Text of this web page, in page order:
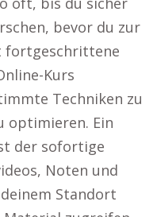
bevor du zur
fortgeschrittene
Kurs
Techniken zu
optimieren. Ein
der sofortige
Noten und
Standort